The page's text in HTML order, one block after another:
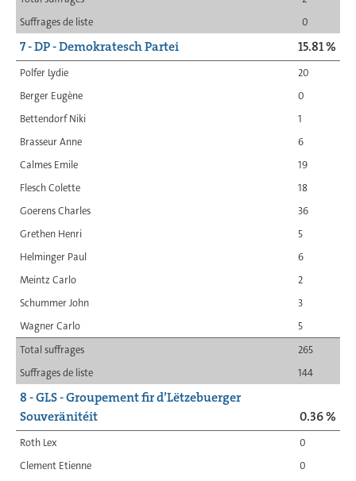
Suffrages de liste
0
7 - DP - Demokratesch Partei 15.81 %
Polfer Lydie
20
Berger Eugène
0
Bettendorf Niki
1
Brasseur Anne
6
Calmes Emile
19
Flesch Colette
18
Goerens Charles
36
Grethen Henri
5
Helminger Paul
6
Meintz Carlo
2
Schummer John
3
Wagner Carlo
5
Total suffrages
265
Suffrages de liste
144
8 - GLS - Groupement fir d’Lëtzebuerger
Souveränitéit
0.36 %
Roth Lex
0
Clement Etienne
0